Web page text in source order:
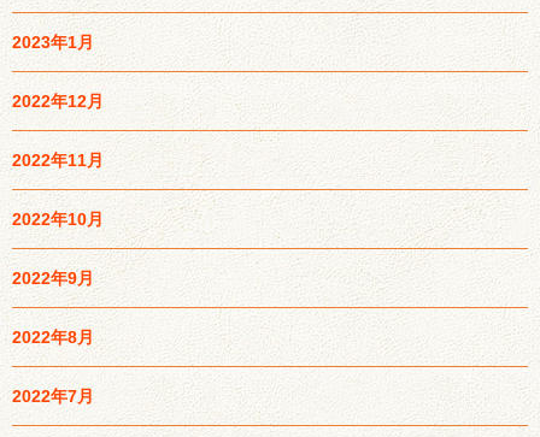
2023年1月
2022年12月
2022年11月
2022年10月
2022年9月
2022年8月
2022年7月